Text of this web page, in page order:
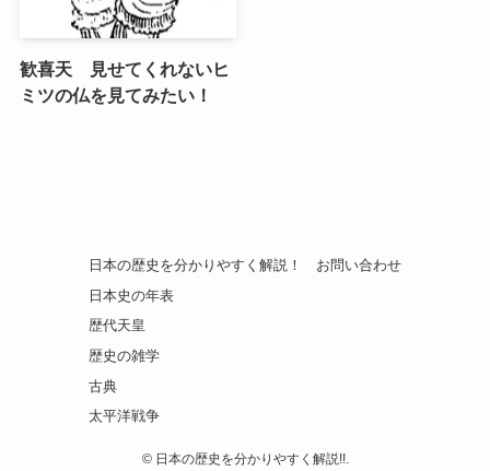
歓喜天 見せてくれないヒ
ミツの仏を見てみたい！
日本の歴史を分かりやすく解説！
日本史の年表
歴代天皇
歴史の雑学
古典
太平洋戦争
お問い合わせ
©日本の歴史を分かりやすく解説!!.